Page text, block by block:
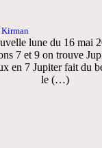
lune du 16 mai
7 et 9 on trouve
en 7 Jupiter fait du
le (…)